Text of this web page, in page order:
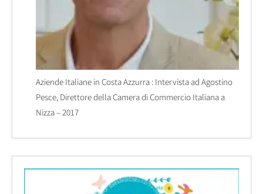
Aziende Italiane in Costa Azzurra : Intervista ad Agostino
Pesce, Direttore della Camera di Commercio Italiana a
Nizza – 2017